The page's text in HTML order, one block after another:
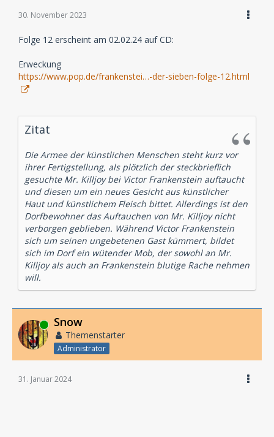
30. November 2023
Folge 12 erscheint am 02.02.24 auf CD:
Erweckung
https://www.pop.de/frankenstei…-der-sieben-folge-12.html
Zitat
Die Armee der künstlichen Menschen steht kurz vor
ihrer Fertigstellung, als plötzlich der steckbrieflich
gesuchte Mr. Killjoy bei Victor Frankenstein auftaucht
und diesen um ein neues Gesicht aus künstlicher
Haut und künstlichem Fleisch bittet. Allerdings ist den
Dorfbewohner das Auftauchen von Mr. Killjoy nicht
verborgen geblieben. Während Victor Frankenstein
sich um seinen ungebetenen Gast kümmert, bildet
sich im Dorf ein wütender Mob, der sowohl an Mr.
Killjoy als auch an Frankenstein blutige Rache nehmen
will.
Online Snow
Themenstarter
Administrator
31. Januar 2024